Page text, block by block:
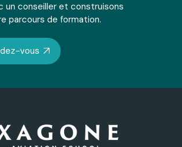
un conseiller et construisons
parcours de formation.
vous